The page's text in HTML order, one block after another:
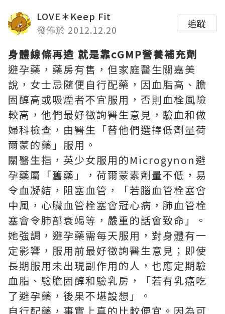
LOVE＊Keep Fit
發佈於 2012.12.20
追蹤
身體線條再造 就是靠cGMP營養補充劑
避孕藥，藥房有售，但家庭醫生關嘉美
說，女士忌隨便自行配藥，因血脂高、膽
固醇高或吸煙者不宜服用，否則血栓風險
較高，他們最好徵詢醫生意見，驗血和做
婦科檢查，由醫生「替他們選擇低劑量荷
爾蒙的藥」服用。
關醫生指，英少女服用的Microgynon避
孕藥屬「舊藥」，荷爾蒙素劑量不低，易
令血凝結，阻塞血管，「若腦血管栓塞會
中風，心臟血管栓塞會冠心病，肺血管栓
塞會令肺部衰竭等，嚴重的話會致命」。
她強調，避孕藥需每天服用，對身體有一
定影響，服用前最好徵詢醫生意見；即使
長期服用未出現副作用的人，也應定期驗
血脂、驗膽固醇和驗乳房，「若有乳癌吃
了避孕藥，後果不堪設想」。
自行配藥，事實上真的比較便宜。因為可